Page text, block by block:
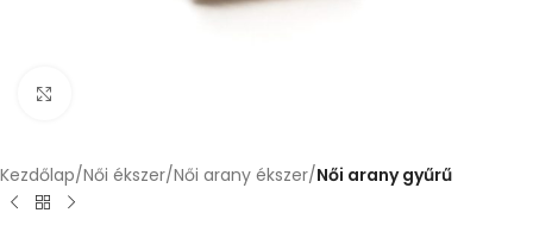
Kezdőlap Női ékszer Női arany ékszer Női arany gyűrű